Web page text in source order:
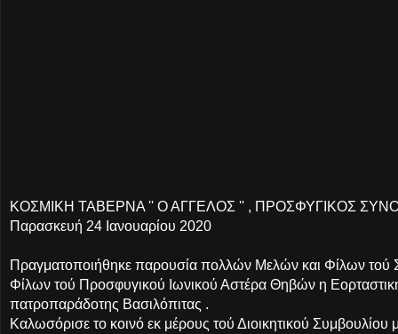
ΚΟΣΜΙΚΗ ΤΑΒΕΡΝΑ '' Ο ΑΓΓΕΛΟΣ '' , ΠΡΟΣΦΥΓΙΚΟΣ
Παρασκευή 24 Ιανουαρίου 2020
Πραγματοποιήθηκε παρουσία πολλών Μελών και Φίλων
Φίλων τού Προσφυγικού Ιωνικού Αστέρα Θηβών η
πατροπαράδοτης Βασιλόπιτας .
Καλωσόρισε το κοινό εκ μέρους τού Διοικητικού Συμβουλίου